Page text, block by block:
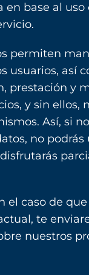
en base al uso
permiten
usuarios, así
prestación y
y sin ellos,
Así, si
no
el caso de
te
nuestros